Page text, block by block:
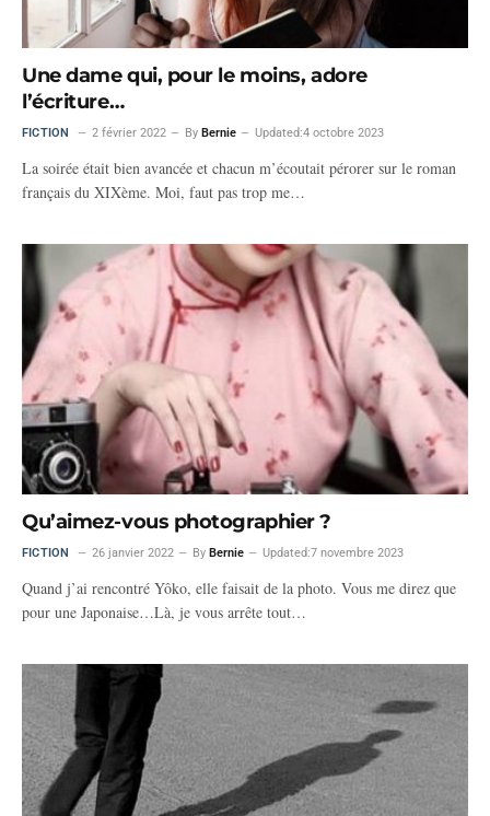
Une dame qui, pour le moins, adore
l’écriture…
FICTION 2 février 2022 By Bernie Updated:4 octobre 2023
La soirée était bien avancée et chacun m’écoutait pérorer sur le roman
français du XIXème. Moi, faut pas trop me…
Qu’aimez-vous photographier ?
FICTION 26 janvier 2022 By Bernie Updated:7 novembre 2023
Quand j’ai rencontré Yôko, elle faisait de la photo. Vous me direz que
pour une Japonaise…Là, je vous arrête tout…